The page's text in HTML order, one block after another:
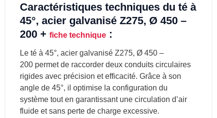
Caractéristiques techniques du té à
45°, acier galvanisé Z275, Ø 450 –
200 + fiche technique :
Le té à 45°, acier galvanisé Z275, Ø 450 –
200 permet de raccorder deux conduits circulaires
rigides avec précision et efficacité. Grâce à son
angle de 45°, il optimise la configuration du
système tout en garantissant une circulation d’air
fluide et sans perte de charge excessive.